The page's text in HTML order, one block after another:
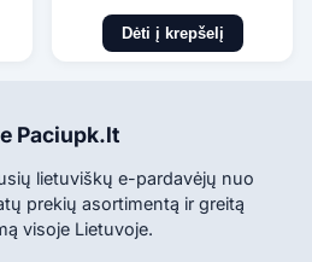
Dėti į krepšelį
Paciupk.lt
lietuviškų e-pardavėjų nuo
prekių asortimentą ir greitą
visoje Lietuvoje.